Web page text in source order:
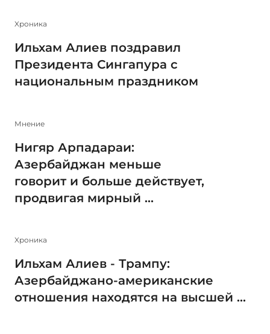
Xроника
Ильхам Алиев поздравил
Президента Сингапура с
национальным праздником
Мнение
Нигяр Арпадараи:
Азербайджан меньше
говорит и больше действует,
продвигая мирный ...
Xроника
Ильхам Алиев - Трампу:
Азербайджано-американские
отношения находятся на высшей ...